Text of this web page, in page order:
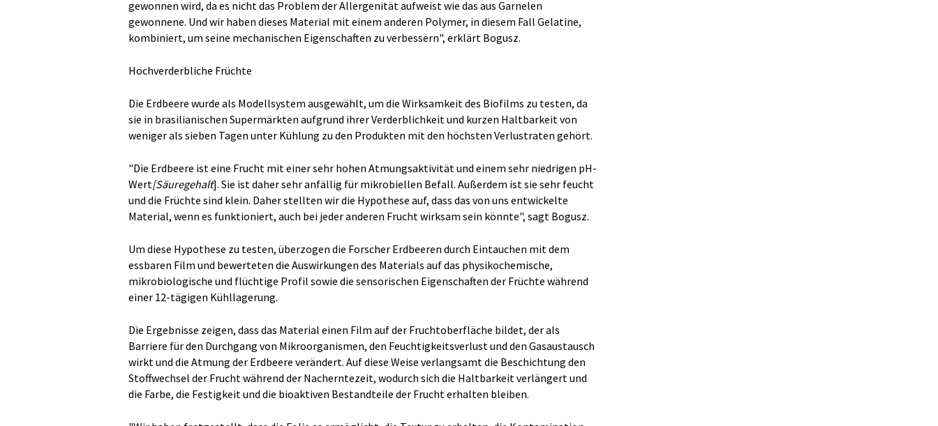
gewonnen wird, da es nicht das Problem der Allergenität aufweist wie das aus Garnelen
gewonnene. Und wir haben dieses Material mit einem anderen Polymer, in diesem Fall Gelatine,
kombiniert, um seine mechanischen Eigenschaften zu verbessern", erklärt Bogusz.
Hochverderbliche Früchte
Die Erdbeere wurde als Modellsystem ausgewählt, um die Wirksamkeit des Biofilms zu testen, da
sie in brasilianischen Supermärkten aufgrund ihrer Verderblichkeit und kurzen Haltbarkeit von
weniger als sieben Tagen unter Kühlung zu den Produkten mit den höchsten Verlustraten gehört.
"Die Erdbeere ist eine Frucht mit einer sehr hohen Atmungsaktivität und einem sehr niedrigen pH-
Wert[Säuregehalt]. Sie ist daher sehr anfällig für mikrobiellen Befall. Außerdem ist sie sehr feucht
und die Früchte sind klein. Daher stellten wir die Hypothese auf, dass das von uns entwickelte
Material, wenn es funktioniert, auch bei jeder anderen Frucht wirksam sein könnte", sagt Bogusz.
Um diese Hypothese zu testen, überzogen die Forscher Erdbeeren durch Eintauchen mit dem
essbaren Film und bewerteten die Auswirkungen des Materials auf das physikochemische,
mikrobiologische und flüchtige Profil sowie die sensorischen Eigenschaften der Früchte während
einer 12-tägigen Kühllagerung.
Die Ergebnisse zeigen, dass das Material einen Film auf der Fruchtoberfläche bildet, der als
Barriere für den Durchgang von Mikroorganismen, den Feuchtigkeitsverlust und den Gasaustausch
wirkt und die Atmung der Erdbeere verändert. Auf diese Weise verlangsamt die Beschichtung den
Stoffwechsel der Frucht während der Nacherntezeit, wodurch sich die Haltbarkeit verlängert und
die Farbe, die Festigkeit und die bioaktiven Bestandteile der Frucht erhalten bleiben.